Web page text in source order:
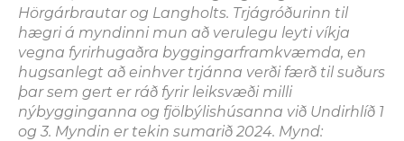
Hörgárbrautar og Langholts. Trjágróðurinn til
hægri á myndinni mun að verulegu leyti víkja
vegna fyrirhugaðra byggingarframkvæmda, en
hugsanlegt að einhver trjánna verði færð til suðurs
þar sem gert er ráð fyrir leiksvæði milli
nýbygginganna og fjölbýlishúsanna við Undirhlíð 1
og 3. Myndin er tekin sumarið 2024. Mynd: